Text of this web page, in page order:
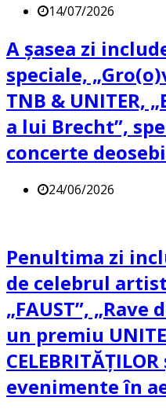
14/07/2026
A șasea zi
speciale,
TNB & UNITER,
a lui Brecht”,
concerte
24/06/2026
Penultima zi
de celebrul
„FAUST”, „Rave
un premiu
evenimente în